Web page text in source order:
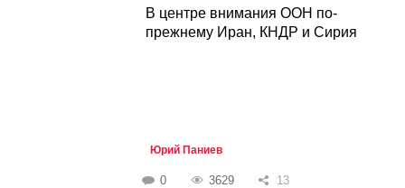
В центре внимания ООН по-
прежнему Иран, КНДР и Сирия
Юрий Паниев
0 3629 13